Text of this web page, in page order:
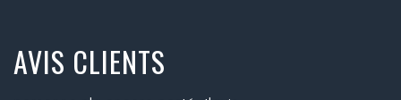
AVIS CLIENTS